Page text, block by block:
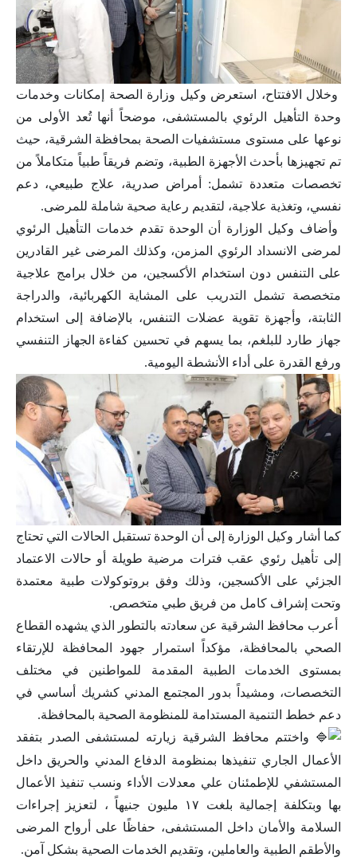
وخلال الافتتاح، استعرض وكيل وزارة الصحة إمكانات وخدمات
وحدة التأهيل الرئوي بالمستشفى، موضحاً أنها تُعد الأولى من
نوعها على مستوى مستشفيات الصحة بمحافظة الشرقية، حيث
تم تجهيزها بأحدث الأجهزة الطبية، وتضم فريقاً طبياً متكاملاً من
تخصصات متعددة تشمل: أمراض صدرية، علاج طبيعي، دعم
نفسي، وتغذية علاجية، لتقديم رعاية صحية شاملة للمرضى.
وأضاف وكيل الوزارة أن الوحدة تقدم خدمات التأهيل الرئوي
لمرضى الانسداد الرئوي المزمن، وكذلك المرضى غير القادرين
على التنفس دون استخدام الأكسجين، من خلال برامج علاجية
متخصصة تشمل التدريب على المشاية الكهربائية، والدراجة
الثابتة، وأجهزة تقوية عضلات التنفس، بالإضافة إلى استخدام
جهاز طارد للبلغم، بما يسهم في تحسين كفاءة الجهاز التنفسي
ورفع القدرة على أداء الأنشطة اليومية.
كما أشار وكيل الوزارة إلى أن الوحدة تستقبل الحالات التي تحتاج
إلى تأهيل رئوي عقب فترات مرضية طويلة أو حالات الاعتماد
الجزئي على الأكسجين، وذلك وفق بروتوكولات طبية معتمدة
وتحت إشراف كامل من فريق طبي متخصص.
أعرب محافظ الشرقية عن سعادته بالتطور الذي يشهده القطاع
الصحي بالمحافظة، مؤكداً استمرار جهود المحافظة للإرتقاء
بمستوى الخدمات الطبية المقدمة للمواطنين في مختلف
التخصصات، ومشيداً بدور المجتمع المدني كشريك أساسي في
دعم خطط التنمية المستدامة للمنظومة الصحية بالمحافظة.
واختتم محافظ الشرقية زيارته لمستشفى الصدر بتفقد
الأعمال الجاري تنفيذها بمنظومة الدفاع المدني والحريق داخل
المستشفي للإطمئنان علي معدلات الأداء ونسب تنفيذ الأعمال
بها وبتكلفة إجمالية بلغت ١٧ مليون جنيهاً ، لتعزيز إجراءات
السلامة والأمان داخل المستشفى، حفاظًا على أرواح المرضى
والأطقم الطبية والعاملين، وتقديم الخدمات الصحية بشكل آمن.